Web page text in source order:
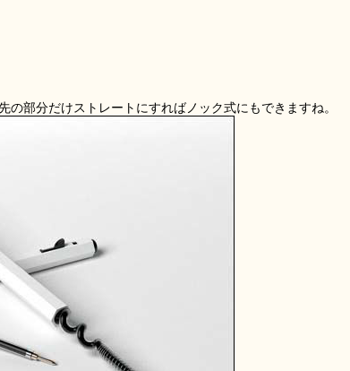
部分だけストレートにすればノック式にもできますね。